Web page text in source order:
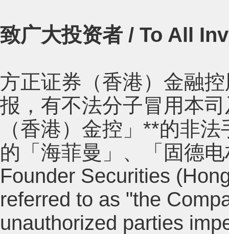
致广大投资者 / To All
方正证券（香港）金融
报，有不法分子冒用本
（香港）金控」**的非
的「海菲曼」、「固德
Founder Securities
referred to as "the
unauthorized parties